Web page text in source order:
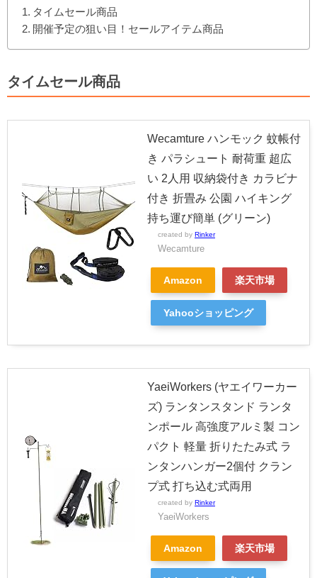
タイムセール商品
開催予定の狙い目！セールアイテム商品
タイムセール商品
Wecamture ハンモック 蚊帳付
き パラシュート 耐荷重 超広
い 2人用 収納袋付き カラビナ
付き 折畳み 公園 ハイキング
持ち運び簡単 (グリーン)
created by Rinker
Wecamture
Amazon 楽天市場
Yahooショッピング
YaeiWorkers (ヤエイワーカー
ズ) ランタンスタンド ランタ
ンポール 高強度アルミ製 コン
パクト 軽量 折りたたみ式 ラ
ンタンハンガー2個付 クラン
プ式 打ち込む式両用
created by Rinker
YaeiWorkers
Amazon 楽天市場